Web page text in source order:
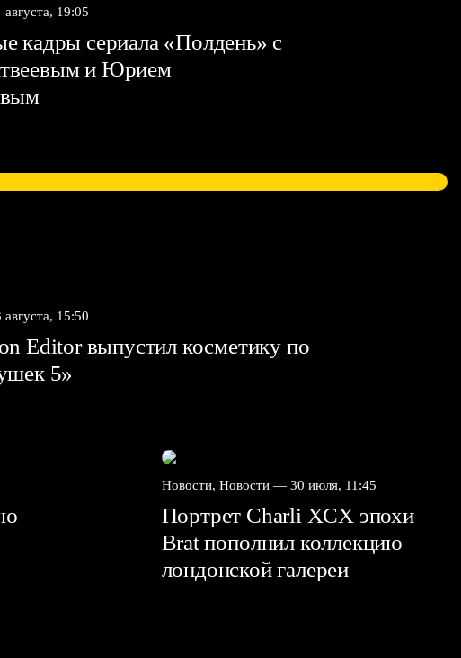
августа, 19:05
кадры сериала «Полдень» с
и Юрием
августа, 15:50
Editor выпустил косметику по
5»
Новости, Новости — 30 июля, 11:45
Портрет Charli XCX эпохи
Brat пополнил коллекцию
лондонской галереи